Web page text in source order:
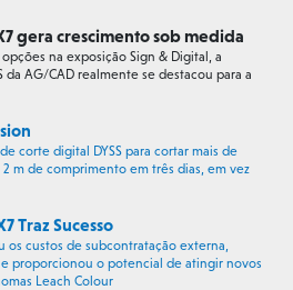
gera crescimento sob medida
na exposição Sign & Digital, a
da AG/CAD realmente se destacou para a
corte digital DYSS para cortar mais de
m de comprimento em três dias, em vez
Traz Sucesso
os custos de subcontratação externa,
proporcionou o potencial de atingir novos
Leach Colour